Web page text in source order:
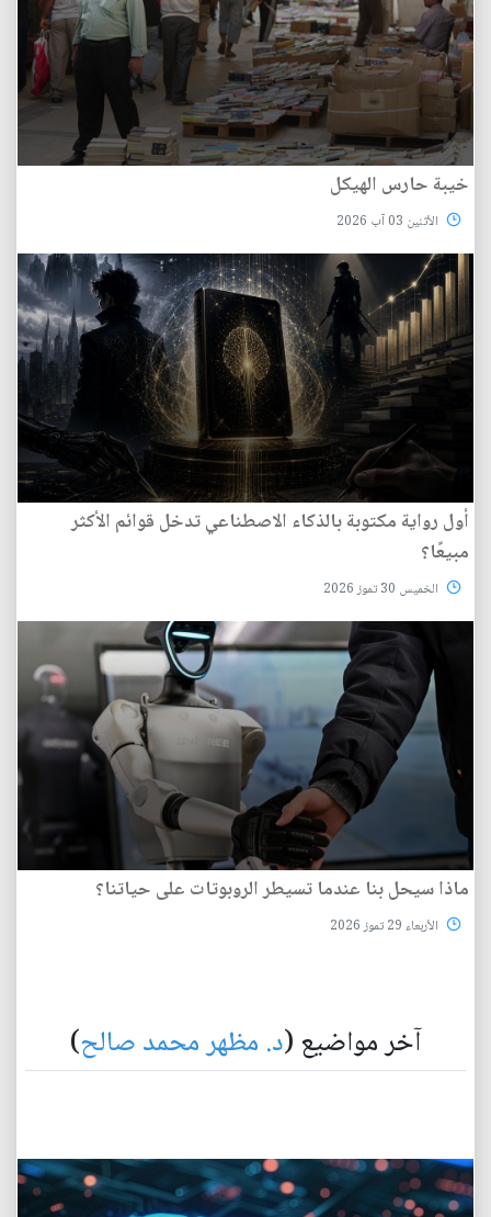
خيبة حارس الهيكل
الأثنين 03 آب 2026
أول رواية مكتوبة بالذكاء الاصطناعي تدخل قوائم الأكثر
مبيعًا؟
الخميس 30 تموز 2026
ماذا سيحل بنا عندما تسيطر الروبوتات على حياتنا؟
الأربعاء 29 تموز 2026
آخر مواضيع (د. مظهر محمد صالح)